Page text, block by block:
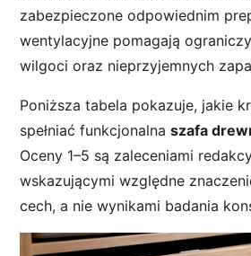
zabezpieczone odpowiednim
wentylacyjne pomagają
wilgoci oraz nieprzyjemnych
Poniższa tabela pokazuje, jakie
spełniać funkcjonalnaszafa
Oceny 1–5 są zaleceniami
wskazującymi względne
cech, a nie wynikami badania